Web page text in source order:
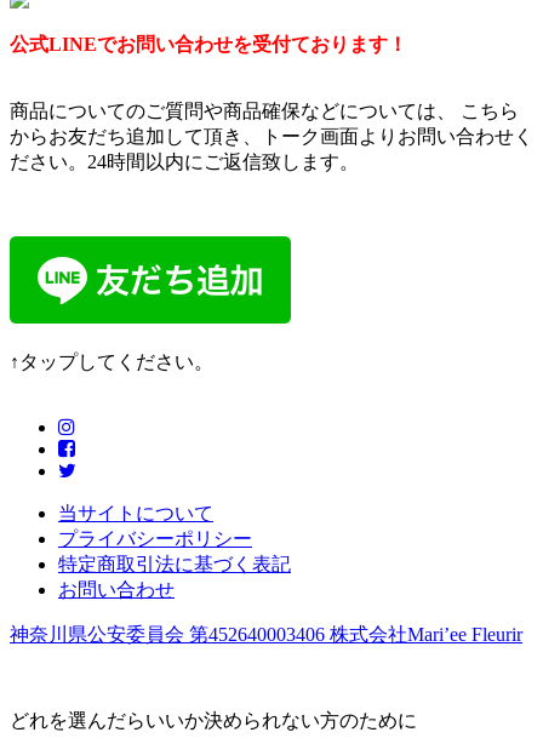
公式LINEでお問い合わせを受付ております！
商品についてのご質問や商品確保などについては、 こちら
からお友だち追加して頂き、トーク画面よりお問い合わせく
ださい。24時間以内にご返信致します。
↑タップしてください。
当サイトについて
プライバシーポリシー
特定商取引法に基づく表記
お問い合わせ
神奈川県公安委員会 第452640003406 株式会社Mari’ee Fleurir
どれを選んだらいいか決められない方のために